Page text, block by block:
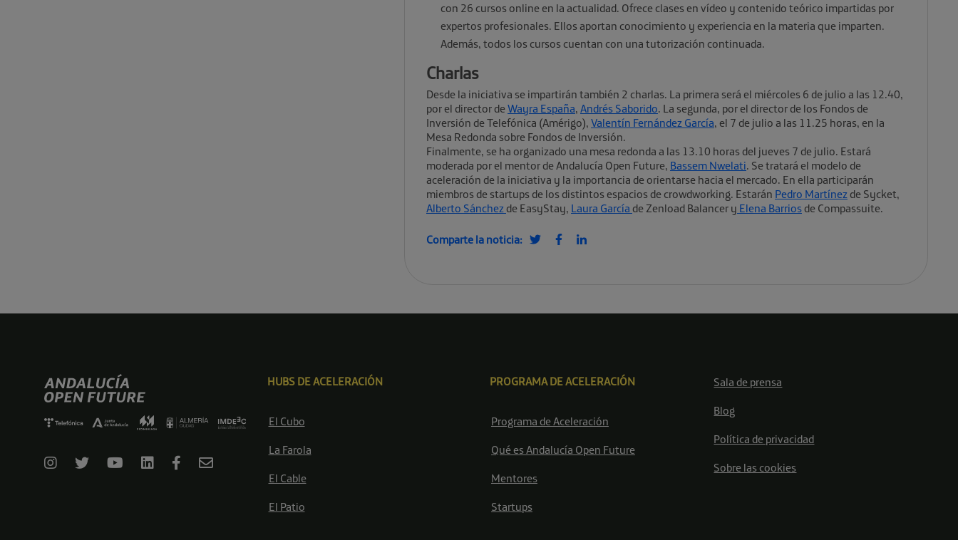
con 26 cursos online en la actualidad. Ofrece clases en vídeo y contenido teórico impartidas por
expertos profesionales. Ellos aportan conocimiento y experiencia en la materia que imparten.
Además, todos los cursos cuentan con una tutorización continuada.
Charlas
Desde la iniciativa se impartirán también 2 charlas. La primera será el miércoles 6 de julio a las 12.40,
por el director deWayra España, Andrés Saborido. La segunda, por el director de los Fondos de
Inversión de Telefónica (Amérigo), Valentín Fernández García, el 7 de julio a las 11.25 horas, en la
Mesa Redonda sobre Fondos de Inversión.
Finalmente, se ha organizado una mesa redonda a las 13.10 horas del jueves 7 de julio. Estará
moderada por el mentor de Andalucía Open Future, Bassem Nwelati. Se tratará el modelo de
aceleración de la iniciativa y la importancia de orientarse hacia el mercado. En ella participarán
miembros de startups de los distintos espacios de crowdworking. Estarán Pedro Martínez de Sycket,
Alberto Sánchez de EasyStay, Laura García de Zenload Balancer y Elena Barrios de Compassuite.
Comparte la noticia:
HUBS DE ACELERACIÓN
El Cubo
La Farola
El Cable
El Patio
PROGRAMA DE ACELERACIÓN
Programa de Aceleración
Qué es Andalucía Open Future
Mentores
Startups
Sala de prensa
Blog
Política de privacidad
Sobre las cookies